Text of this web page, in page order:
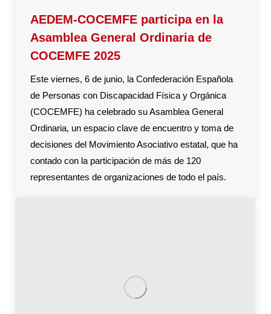
AEDEM-COCEMFE participa en la
Asamblea General Ordinaria de
COCEMFE 2025
Este viernes, 6 de junio, la Confederación Española
de Personas con Discapacidad Física y Orgánica
(COCEMFE) ha celebrado su Asamblea General
Ordinaria, un espacio clave de encuentro y toma de
decisiones del Movimiento Asociativo estatal, que ha
contado con la participación de más de 120
representantes de organizaciones de todo el país.